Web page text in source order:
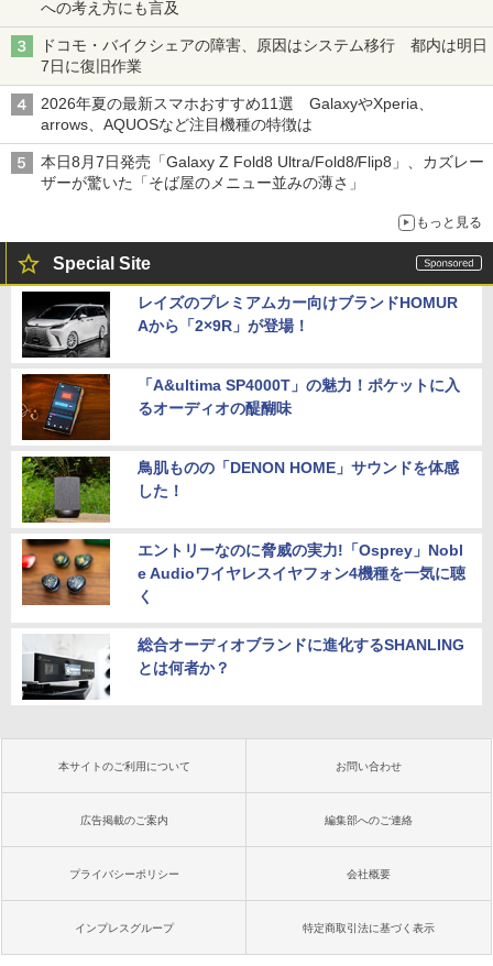
への考え方にも言及
ドコモ・バイクシェアの障害、原因はシステム移行 都内は明日
7日に復旧作業
2026年夏の最新スマホおすすめ11選 GalaxyやXperia、
arrows、AQUOSなど注目機種の特徴は
本日8月7日発売「Galaxy Z Fold8 Ultra/Fold8/Flip8」、カズレー
ザーが驚いた「そば屋のメニュー並みの薄さ」
もっと見る
Special Site
レイズのプレミアムカー向けブランドHOMUR
Aから「2×9R」が登場！
「A&ultima SP4000T」の魅力！ポケットに入
るオーディオの醍醐味
鳥肌ものの「DENON HOME」サウンドを体感
した！
エントリーなのに脅威の実力!「Osprey」Nobl
e Audioワイヤレスイヤフォン4機種を一気に聴
く
総合オーディオブランドに進化するSHANLING
とは何者か？
本サイトのご利用について お問い合わせ
広告掲載のご案内 編集部へのご連絡
プライバシーポリシー 会社概要
インプレスグループ 特定商取引法に基づく表示